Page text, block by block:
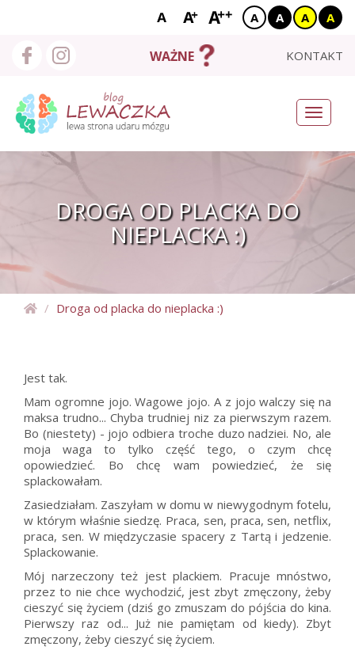
A A A A
WAŻNE KONTAKT
START
NEURO NEWSY
UDAROWCY
BAZA WIEDZY
WYSZUKAJ
Toggle
DROGA OD PLACKA DO
NIEPLACKA :)
Droga od placka do nieplacka :)
Jest tak.
Mam ogromne jojo. Wagowe jojo. A z jojo walczy się na
maksa trudno... Chyba trudniej niz za pierwszym razem.
Bo (niestety) - jojo odbiera troche duzo nadziei. No, ale
moja waga to tylko część tego, o czym chcę
opowiedzieć. Bo chcę wam powiedzieć, że się
splackowałam.
Zasiedziałam. Zaszyłam w domu w niewygodnym fotelu,
w którym właśnie siedzę. Praca, sen, praca, sen, netflix,
praca, sen. W międzyczasie spacery z Tartą i jedzenie.
Splackowanie.
Mój narzeczony też jest plackiem. Pracuje mnóstwo,
przez to nie chce wychodzić, jest zbyt zmęczony, żeby
cieszyć się życiem (dziś go zmuszam do pójścia do kina.
Pierwszy raz od... Już nie pamiętam od kiedy). Zbyt
zmęczony, żeby cieszyć się życiem.